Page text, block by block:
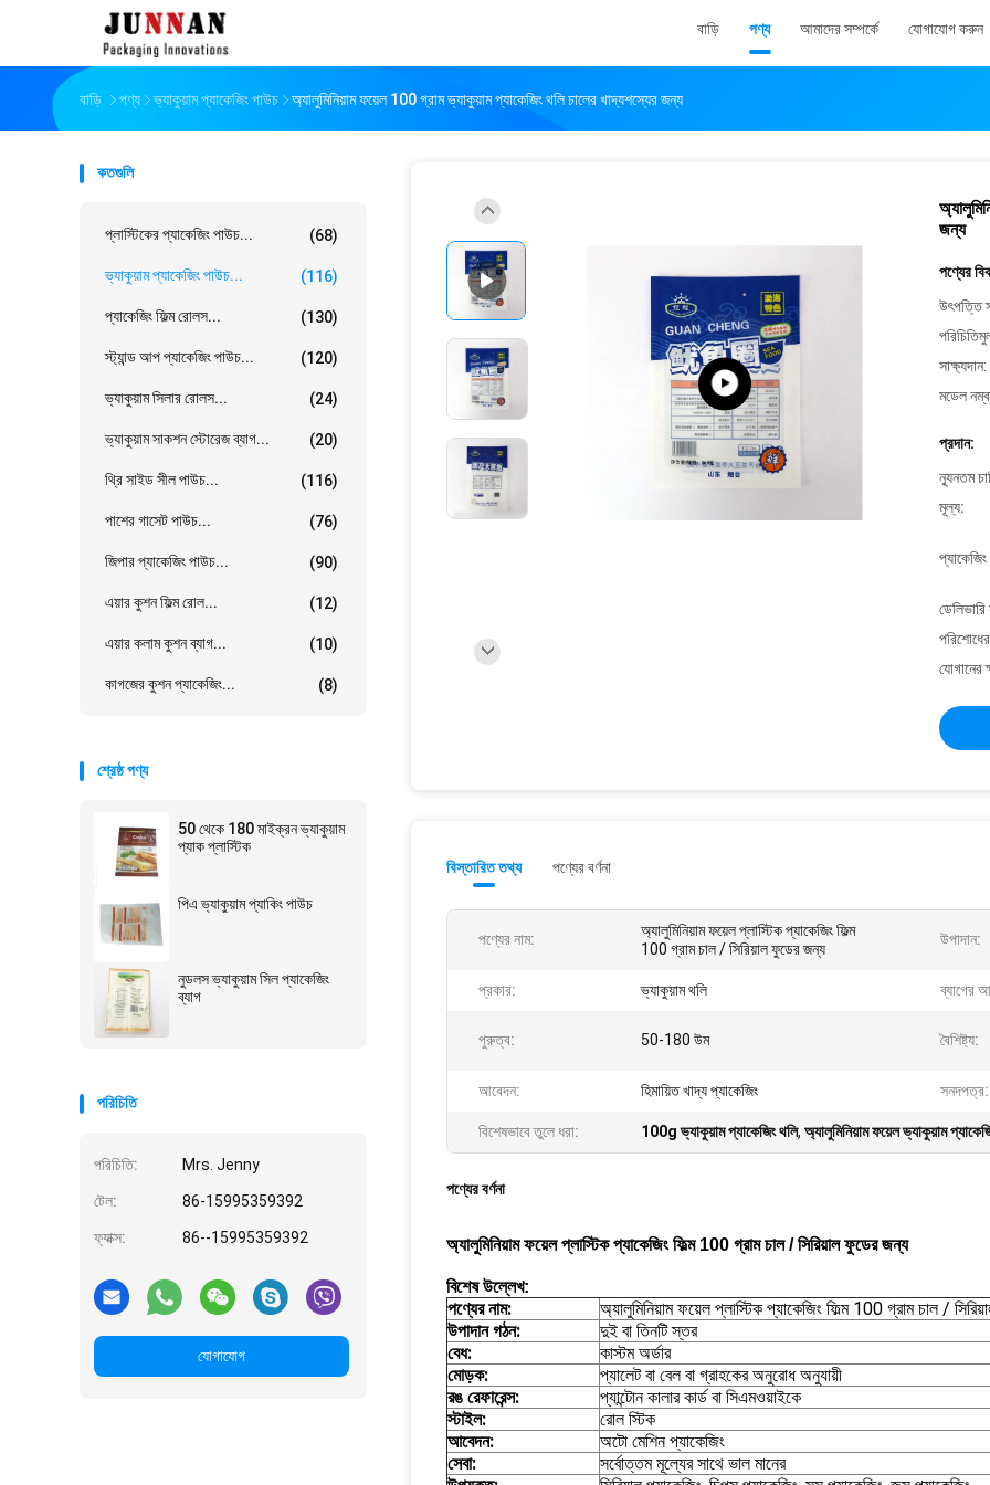
বাড়ি পণ্য আমাদের সম্পর্কে যোগাযোগ করুন
বাড়ি পণ্য ভ্যাকুয়াম প্যাকেজিং পাউচ অ্যালুমিনিয়াম ফয়েল 100 গ্রাম ভ্যাকুয়াম প্যাকেজিং থলি চালের খাদ্যশস্যের জন্য
কতগুলি
প্লাস্টিকের প্যাকেজিং পাউচ... (68)
ভ্যাকুয়াম প্যাকেজিং পাউচ... (116)
প্যাকেজিং ফিল্ম রোলস... (130)
স্ট্যান্ড আপ প্যাকেজিং পাউচ... (120)
ভ্যাকুয়াম সিলার রোলস... (24)
ভ্যাকুয়াম সাকশন স্টোরেজ ব্যাগ... (20)
থ্রি সাইড সীল পাউচ... (116)
পাশের গাসেট পাউচ... (76)
জিপার প্যাকেজিং পাউচ... (90)
এয়ার কুশন ফিল্ম রোল... (12)
এয়ার কলাম কুশন ব্যাগ... (10)
কাগজের কুশন প্যাকেজিং... (8)
শ্রেষ্ঠ পণ্য
50 থেকে 180 মাইক্রন ভ্যাকুয়াম
প্যাক প্লাস্টিক
পিএ ভ্যাকুয়াম প্যাকিং পাউচ
নুডলস ভ্যাকুয়াম সিল প্যাকেজিং
ব্যাগ
পরিচিতি
পরিচিতি: Mrs. Jenny
টেল: 86-15995359392
ফ্যাক্স: 86--15995359392
যোগাযোগ
জন্য
পণ্যের
উৎপত্তি
সাক্ষ্যদান:
মডেল
প্রদান:
ন্যূনতম
মূল্য:
যোগানের
বিস্তারিত তথ্য পণ্যের বর্ণনা
পণ্যের নাম:
অ্যালুমিনিয়াম ফয়েল প্লাস্টিক প্যাকেজিং ফিল্ম
100 গ্রাম চাল / সিরিয়াল ফুডের জন্য
উপাদান:
প্রকার: ভ্যাকুয়াম থলি ব্যাগের
পুরুত্ব: 50-180 উম বৈশিষ্ট্য:
আবেদন: হিমায়িত খাদ্য প্যাকেজিং সনদপত্র:
বিশেষভাবে তুলে ধরা: 100g ভ্যাকুয়াম প্যাকেজিং থলি, অ্যালুমিনিয়াম ফয়েল ভ্যাকুয়াম
পণ্যের বর্ণনা
অ্যালুমিনিয়াম ফয়েল প্লাস্টিক প্যাকেজিং ফিল্ম 100 গ্রাম চাল / সিরিয়াল ফুডের জন্য
বিশেষ উল্লেখ:
পণ্যের নাম:
অ্যালুমিনিয়াম ফয়েল প্লাস্টিক প্যাকেজিং ফিল্ম 100 গ্রাম চাল /
উপাদান গঠন:
দুই বা তিনটি স্তর
বেধ:
কাস্টম অর্ডার
মোড়ক:
প্যালেট বা বেল বা গ্রাহকের অনুরোধ অনুযায়ী
রঙ রেফারেন্স:
প্যান্টোন কালার কার্ড বা সিএমওয়াইকে
স্টাইল:
রোল স্টিক
আবেদন:
অটো মেশিন প্যাকেজিং
সেবা:
সর্বোত্তম মূল্যের সাথে ভাল মানের